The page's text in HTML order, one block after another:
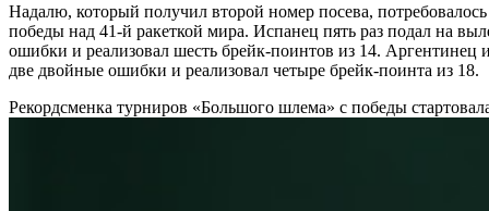
Надалю, который получил второй номер посева,
победы над 41-й ракеткой мира. Испанец пять раз подал на
ошибки и реализовал шесть брейк-поинтов из 14. Аргентинец
две двойные ошибки и реализовал четыре брейк-поинта из 18.
Рекордсменка турниров «Большого шлема» c победы